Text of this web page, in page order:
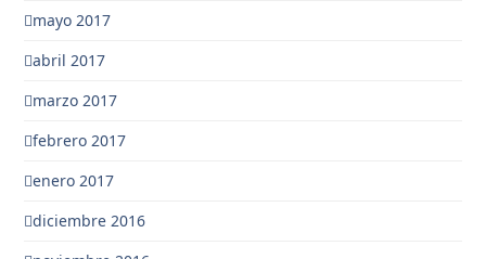
mayo 2017
abril 2017
marzo 2017
febrero 2017
enero 2017
diciembre 2016